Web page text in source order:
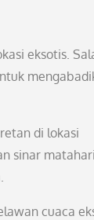
eksotis.
di lokasi
sinar matahari
cuaca